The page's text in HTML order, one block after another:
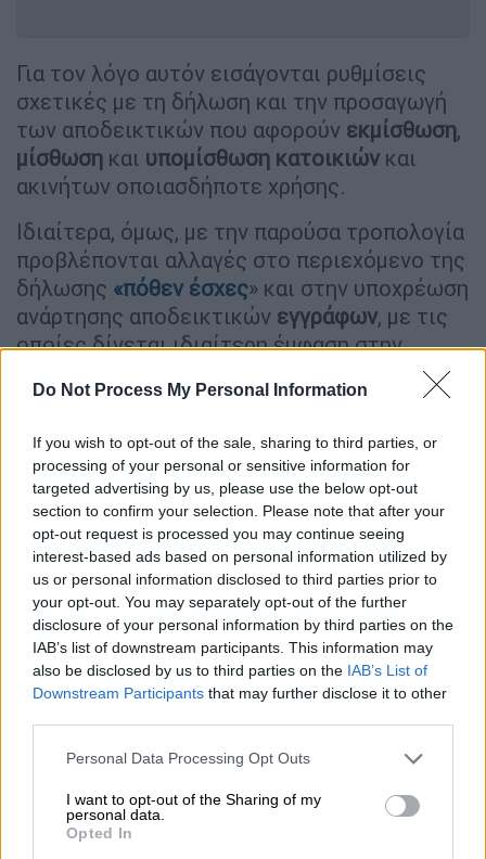
Do Not Process My Personal Information
If you wish to opt-out of the sale, sharing to third parties, or
processing of your personal or sensitive information for
targeted advertising by us, please use the below opt-out
section to confirm your selection. Please note that after your
opt-out request is processed you may continue seeing
interest-based ads based on personal information utilized by
us or personal information disclosed to third parties prior to
your opt-out. You may separately opt-out of the further
disclosure of your personal information by third parties on the
IAB’s list of downstream participants. This information may
also be disclosed by us to third parties on the IAB’s List of
Downstream Participants that may further disclose it to other
Please note that this website/app uses one or more Google
not limited to your visit or usage behaviour. You may click to
grant or deny consent to Google and its third-party tags to
use your data for below specified purposes in below Google
Personal Data Processing Opt Outs
I want to opt-out of the Sharing of my
personal data.
Opted In
Για τον λόγο αυτόν εισάγονται ρυθμίσεις
σχετικές με τη δήλωση και την προσαγωγή
των αποδεικτικών που αφορούν εκμίσθωση,
μίσθωση και υπομίσθωση κατοικιών και
ακινήτων οποιασδήποτε χρήσης.
Ιδιαίτερα, όμως, με την παρούσα τροπολογία
προβλέπονται αλλαγές στο περιεχόμενο της
δήλωσης «πόθεν έσχες» και στην υποχρέωση
ανάρτησης αποδεικτικών εγγράφων, με τις
οποίες δίνεται ιδιαίτερη έμφαση στην
αποτύπωση των δεδομένων που αφορούν σε
υποχρεώσεις από δάνεια, ιδίως εκείνα που
τους, με στόχο να αντιμετωπισθούν
φαινόμενα έμμεσης επαύξησης περιουσίας ή
έμμεσης βελτίωσης της οικονομικής
κατάστασης προσώπων που υποχρεούνται
σε τήρηση αυξημένων κανόνων διαφάνειας,
αφού μέσω αυτής μπορεί να επέρχεται
αδικαιολόγητη παροχή ευνοϊκών
αντιπαροχών, χαριστικών πράξεων ή
ιδιαίτερα ευνοϊκών ρυθμίσεων, διαγραφών
υποχρεώσεων, αναστολών καταβολής
και ένα δεύτερο εδάφιο που αφορά στην
επιβολή διαφάνειας γύρω από την